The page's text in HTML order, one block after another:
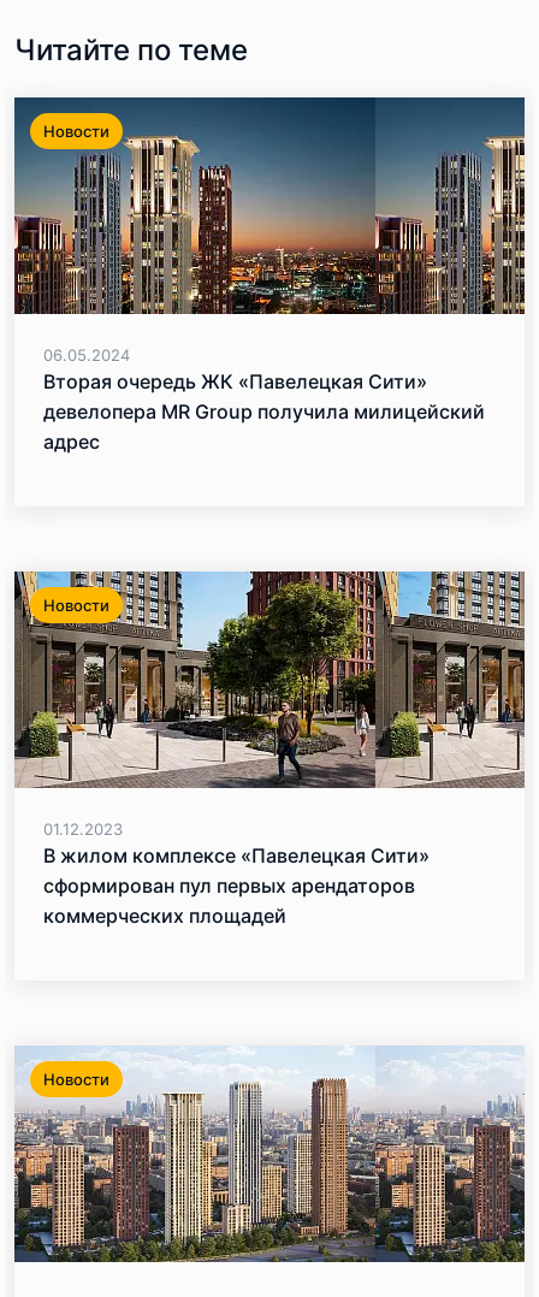
Читайте по теме
Новости
06.05.2024
Вторая очередь ЖК «Павелецкая Сити»
девелопера MR Group получила милицейский
адрес
Новости
01.12.2023
В жилом комплексе «Павелецкая Сити»
сформирован пул первых арендаторов
коммерческих площадей
Новости